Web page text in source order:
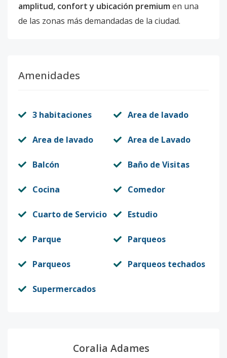
amplitud, confort y ubicación premium en una
de las zonas más demandadas de la ciudad.
Amenidades
3 habitaciones Area de lavado
Area de lavado Area de Lavado
Balcón Baño de Visitas
Cocina Comedor
Cuarto de Servicio Estudio
Parque Parqueos
Parqueos Parqueos techados
Supermercados
Coralia Adames